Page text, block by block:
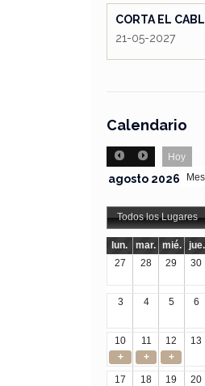
CORTA EL
21-05-2027
Calendario
Hoy
Mes
agosto 2026
Todos los Lugares
lun. mar. mié. jue.
27
28 29 30
3 4 5 6
10
11 12 13
+
+ +
17
18 19 20